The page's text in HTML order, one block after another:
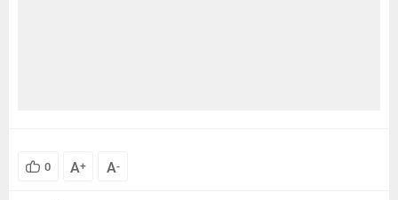
0 A+ A-